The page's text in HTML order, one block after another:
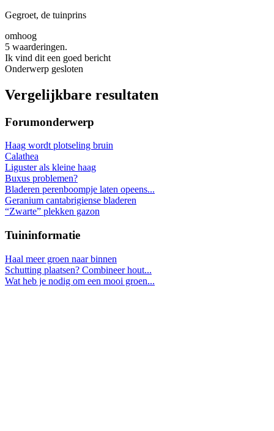
Gegroet, de tuinprins
omhoog
5 waarderingen.
Ik vind dit een goed bericht
Onderwerp gesloten
Vergelijkbare resultaten
Forumonderwerp
Haag wordt plotseling bruin
Calathea
Liguster als kleine haag
Buxus problemen?
Bladeren perenboompje laten opeens...
Geranium cantabrigiense bladeren
“Zwarte” plekken gazon
Tuininformatie
Haal meer groen naar binnen
Schutting plaatsen? Combineer hout...
Wat heb je nodig om een mooi groen...